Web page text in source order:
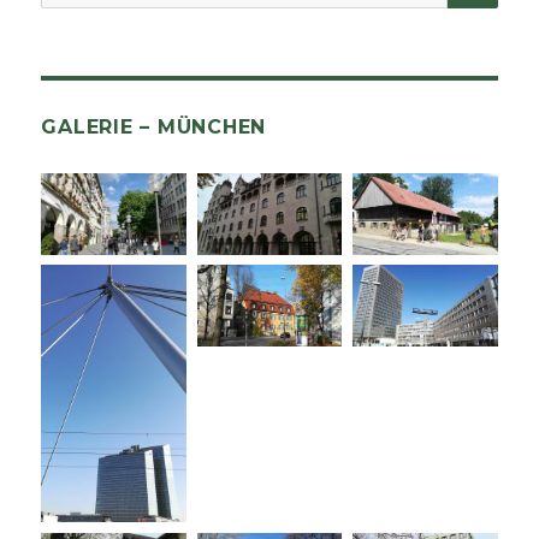
nach:
GALERIE – MÜNCHEN